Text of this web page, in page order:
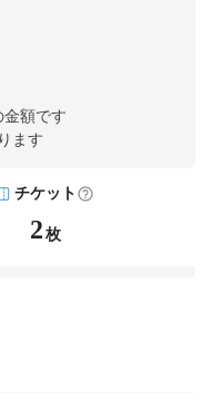
金額です
ます
チケット
2 枚